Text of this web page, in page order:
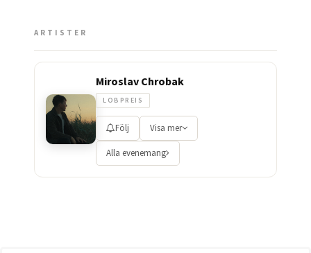
ARTISTER
Miroslav Chrobak
LOBPREIS
Följ Visa mer
Alla evenemang